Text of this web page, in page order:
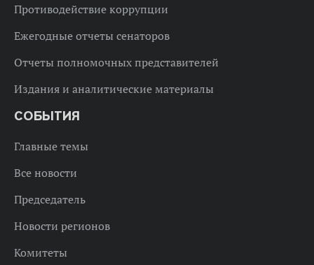
Противодействие коррупции
Ежегодные отчеты сенаторов
Отчеты полномочных представителей
Издания и аналитические материалы
СОБЫТИЯ
Главные темы
Все новости
Председатель
Новости регионов
Комитеты